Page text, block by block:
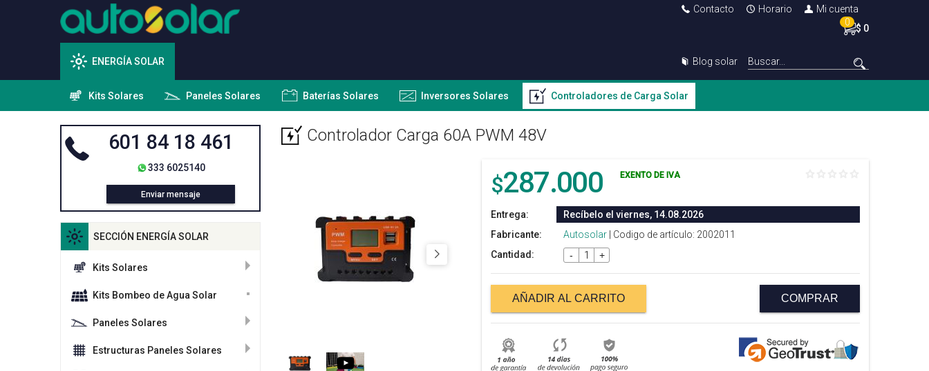
Contacto Horario
Mi cuenta
0
$ 0
ENERGÍA SOLAR Blog solar
Kits Solares Paneles Solares Baterías Solares Inversores Solares Controladores de Carga Solar
601 84 18 461
333 6025140
Enviar mensaje
SECCIÓN ENERGÍA SOLAR
Kits Solares
Kits Bombeo de Agua Solar
Paneles Solares
Estructuras Paneles Solares
Controlador Carga 60A PWM 48V
$287.000 EXENTO DE IVA
Entrega:
Recíbelo el viernes, 14.08.2026
Fabricante:
Autosolar | Codigo de artículo: 2002011
Cantidad:
- +
AÑADIR AL CARRITO COMPRAR